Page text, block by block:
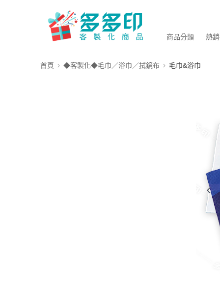
商品分類 熱
首頁 ◆客製化◆毛巾／浴巾／拭鏡布 毛巾&浴巾